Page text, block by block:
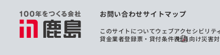
お問い合わせサイトマップ
このサイトについてウェブアクセシビリテ
貸金業者登録票・貸付条件表社員向け災害